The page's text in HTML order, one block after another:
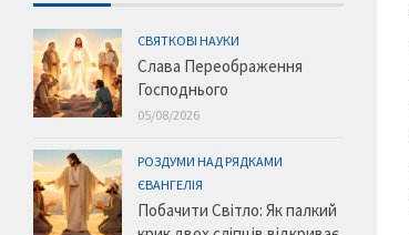
СВЯТКОВІ НАУКИ
Слава Переображення
Господнього
05/08/2026
РОЗДУМИ НАД РЯДКАМИ
ЄВАНГЕЛІЯ
Побачити Світло: Як палкий